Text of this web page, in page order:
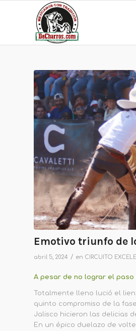
Emotivo triunfo de
abril 5, 2024 / en CIRCUITO
A pesar de no lograr el paso
Totalmente lleno lució el
quinto compromiso de la
Jalisco hicieron las delicias
En un épico duelazo de